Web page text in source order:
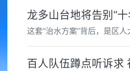
龙多山台地将告别“
这套“治水方案”背后，是区
百人队伍蹲点听诉求